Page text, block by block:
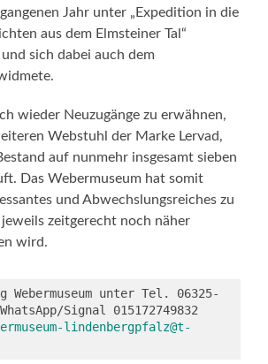
Jahr unter „Expedition in die
aus dem Elmsteiner Tal“
sich dabei auch dem
wieder Neuzugänge zu erwähnen,
Webstuhl der Marke Lervad,
auf nunmehr insgesamt sieben
Das Webermuseum hat somit
und Abwechslungsreiches zu
zeitgerecht noch näher
wird.
Webermuseum unter Tel. 06325-
Signal 015172749832
lindenbergpfalz@t-